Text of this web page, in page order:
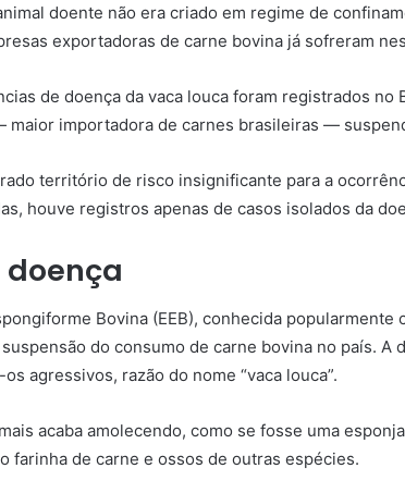
doente não era criado em regime de
exportadoras de carne bovina já sofreram
de doença da vaca louca foram registrados
maior importadora de carnes brasileiras —
território de risco insignificante para a
houve registros apenas de casos isolados da
doença
Bovina (EEB), conhecida
do consumo de carne bovina no país.
agressivos, razão do nome “vaca louca”.
acaba amolecendo, como se fosse uma
farinha de carne e ossos de outras espécies.